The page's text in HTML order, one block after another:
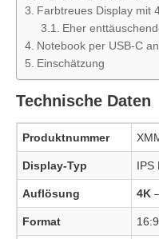
Farbtreues Display mit
Eher
Notebook per USB-C
Einschätzung
Technische Daten
Produktnummer
Display-Typ IPS
Auflösung 4K
Format 16:9